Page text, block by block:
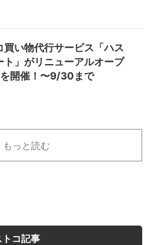
買い物代行サービス「ハス
ト」がリニューアルオープ
開催！〜9/30まで
もっと読む
コ記事